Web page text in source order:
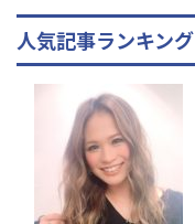
人気記事ランキング